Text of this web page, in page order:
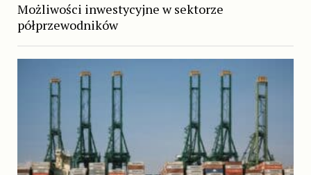
Możliwości inwestycyjne w sektorze
półprzewodników